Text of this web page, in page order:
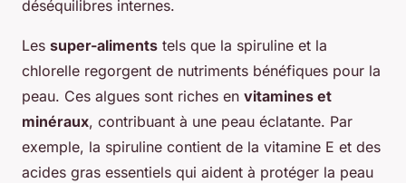
déséquilibres internes.
Les super-aliments tels que la spiruline et la
chlorelle regorgent de nutriments bénéfiques pour la
peau. Ces algues sont riches en vitamines et
minéraux, contribuant à une peau éclatante. Par
exemple, la spiruline contient de la vitamine E et des
acides gras essentiels qui aident à protéger la peau